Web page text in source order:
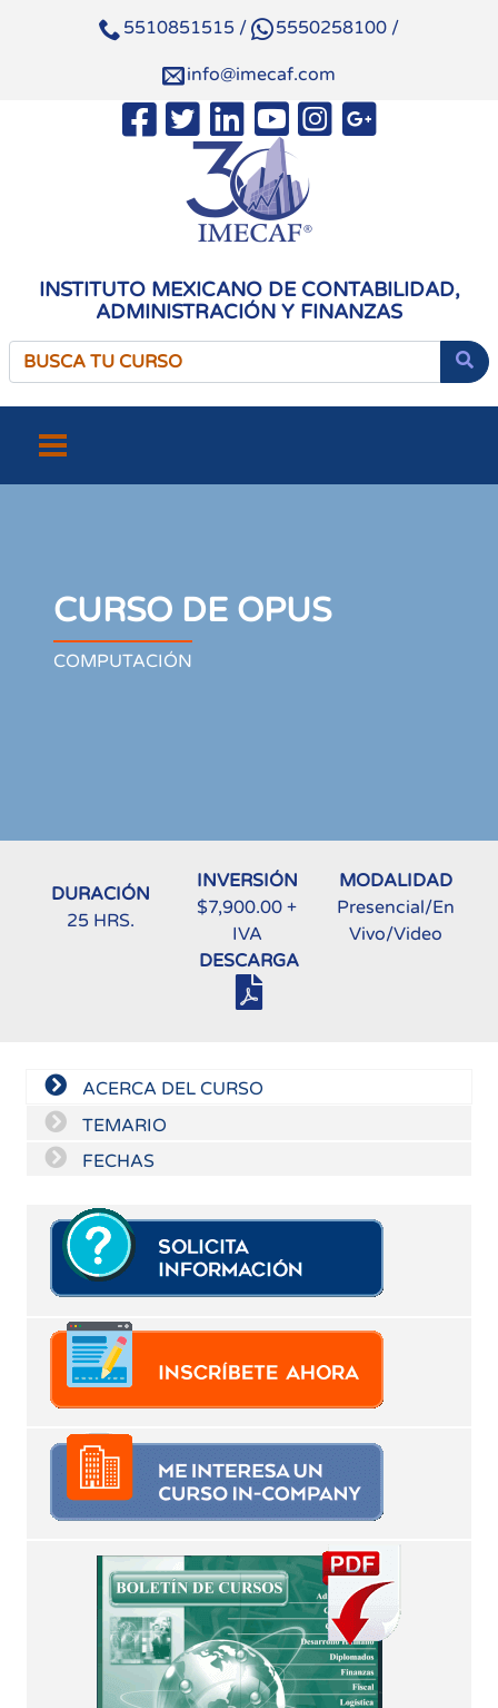
5510851515 / 5550258100 /
info@imecaf.com
INSTITUTO MEXICANO DE CONTABILIDAD,
ADMINISTRACIÓN Y FINANZAS
CURSO DE OPUS
COMPUTACIÓN
DURACIÓN
25 HRS.
INVERSIÓN
$7,900.00 +
IVA
MODALIDAD
Presencial/En
Vivo/Video
DESCARGA
ACERCA DEL CURSO
TEMARIO
FECHAS